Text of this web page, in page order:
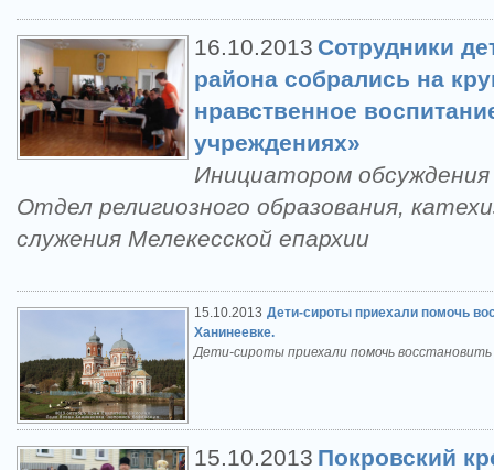
16.10.2013 Сотрудники
района собрались на
нравственное
учреждениях»
Инициатором
Отдел религиозного образования,
служения Мелекесской епархии
15.10.2013 Дети-сироты приехали помочь
Ханинеевке.
Дети-сироты приехали помочь
15.10.2013 Покровский